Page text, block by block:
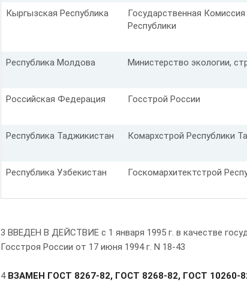
Кыргызская Республика
Государственная
Республики
Республика Молдова Министерство экологии,
Российская Федерация Госстрой России
Республика Таджикистан Комархстрой Республики
Республика Узбекистан Госкомархитектстрой
3 ВВЕДЕН В ДЕЙСТВИЕ с 1 января 1995 г. в качестве
Госстроя России от 17 июня 1994 г. N 18-43
4 ВЗАМЕН ГОСТ 8267-82, ГОСТ 8268-82, ГОСТ 10260-